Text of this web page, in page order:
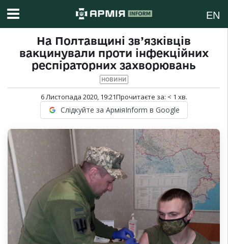
EN
На Полтавщині зв’язківців
вакцинували проти інфекційних
респіраторних захворювань
НОВИНИ
6 Листопада 2020, 19:21Прочитаєте за: < 1 хв.
Слідкуйте за АрміяInform в Google